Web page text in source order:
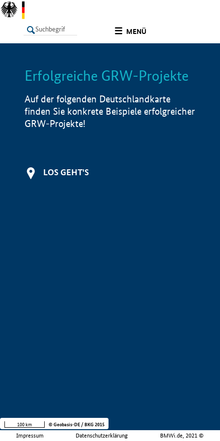
MENÜ
LISTE Info
Erfolgreiche GRW-Projekte
Auf der folgenden Deutschlandkarte
finden Sie konkrete Beispiele erfolgreicher
GRW-Projekte!
LOS GEHT'S
Impressum Datenschutzerklärung BMWi.de, 2021 ©
100 km © Geobasis-DE / BKG 2015